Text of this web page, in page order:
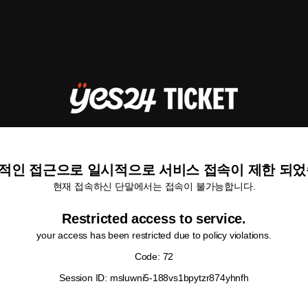
인 접근으로 일시적으로 서비스 접속이 제한 되
현재 접속하신 단말에서는 접속이 불가능합니다.
Restricted access to service.
your access has been restricted due to policy violations.
Code: 72
Session ID: msluwni5-188vs1bpytzr874yhnfh